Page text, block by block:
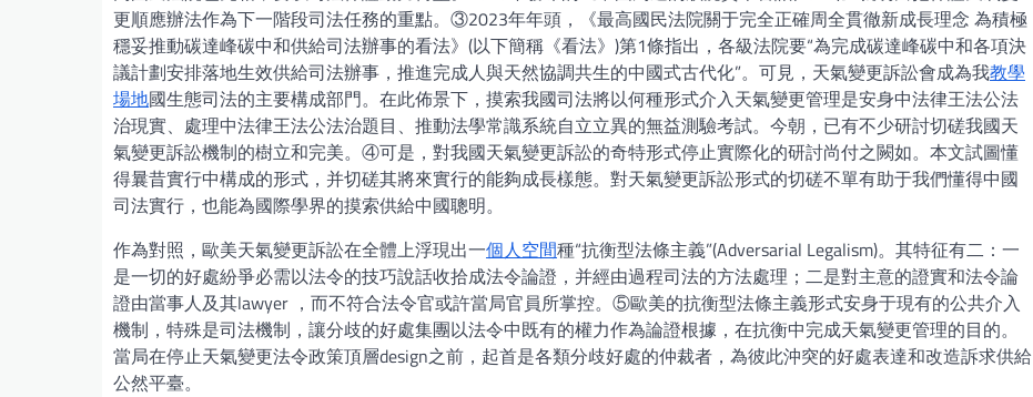
更順應辦法作為下一階段司法任務的重點。③2023年年頭，《最高國民法院關于完全正確周全貫徹新成長理念 為積極
穩妥推動碳達峰碳中和供給司法辦事的看法》(以下簡稱《看法》)第1條指出，各級法院要“為完成碳達峰碳中和各項決
議計劃安排落地生效供給司法辦事，推進完成人與天然協調共生的中國式古代化”。可見，天氣變更訴訟會成為我教學
場地國生態司法的主要構成部門。在此佈景下，摸索我國司法將以何種形式介入天氣變更管理是安身中法律王法公法
治現實、處理中法律王法公法治題目、推動法學常識系統自立立異的無益測驗考試。今朝，已有不少研討切磋我國天
氣變更訴訟機制的樹立和完美。④可是，對我國天氣變更訴訟的奇特形式停止實際化的研討尚付之闕如。本文試圖懂
得曩昔實行中構成的形式，并切磋其將來實行的能夠成長樣態。對天氣變更訴訟形式的切磋不單有助于我們懂得中國
司法實行，也能為國際學界的摸索供給中國聰明。
作為對照，歐美天氣變更訴訟在全體上浮現出一個人空間種“抗衡型法條主義”(Adversarial Legalism)。其特征有二：一
是一切的好處紛爭必需以法令的技巧說話收拾成法令論證，并經由過程司法的方法處理；二是對主意的證實和法令論
證由當事人及其lawyer ，而不符合法令官或許當局官員所掌控。⑤歐美的抗衡型法條主義形式安身于現有的公共介入
機制，特殊是司法機制，讓分歧的好處集團以法令中既有的權力作為論證根據，在抗衡中完成天氣變更管理的目的。
當局在停止天氣變更法令政策頂層design之前，起首是各類分歧好處的仲裁者，為彼此沖突的好處表達和改造訴求供給
公然平臺。